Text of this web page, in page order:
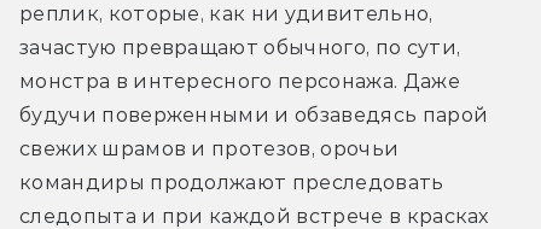
реплик, которые, как ни удивительно,
зачастую превращают обычного, по сути,
монстра в интересного персонажа. Даже
будучи поверженными и обзаведясь парой
свежих шрамов и протезов, орочьи
командиры продолжают преследовать
следопыта и при каждой встрече в красках